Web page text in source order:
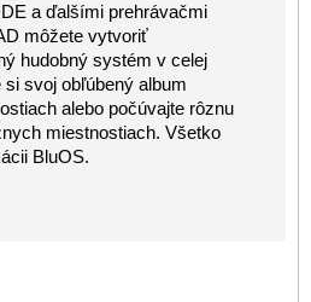
a ďalšími prehrávačmi
môžete vytvoriť
hudobný systém v celej
svoj obľúbený album
alebo počúvajte rôznu
miestnostiach. Všetko
BluOS.